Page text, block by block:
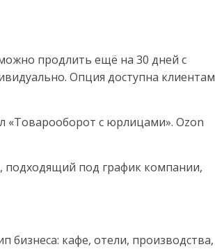
продлить ещё на 30 дней с
Опция доступна клиентам
«Товарооборот с юрлицами». Ozon
под график компании,
бизнеса: кафе, отели, производства,